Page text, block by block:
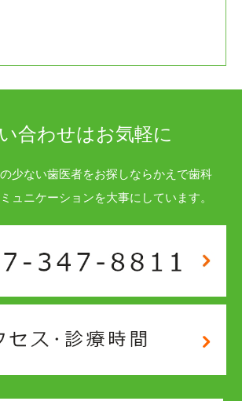
合わせはお気軽に
少ない歯医者をお探しならかえで歯科
ュニケーションを大事にしています。